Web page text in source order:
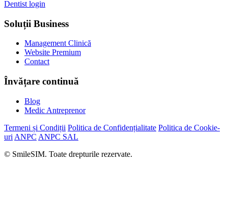
Dentist login
Soluții Business
Management Clinică
Website Premium
Contact
Învățare continuă
Blog
Medic Antreprenor
Termeni și Condiții Politica de Confidențialitate Politica de Cookie-
uri ANPC ANPC SAL
© SmileSIM. Toate drepturile rezervate.